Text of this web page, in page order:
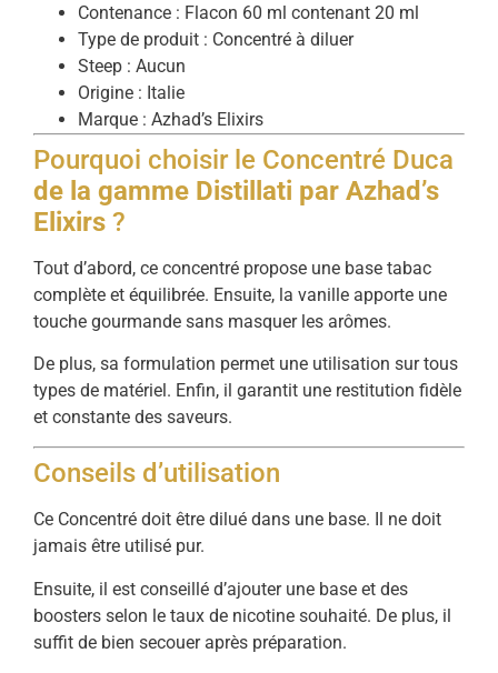
Contenance : Flacon 60 ml contenant 20 ml
Type de produit : Concentré à diluer
Steep : Aucun
Origine : Italie
Marque : Azhad’s Elixirs
Pourquoi choisir le Concentré Duca
de la gamme Distillati par Azhad’s
Elixirs ?
Tout d’abord, ce concentré propose une base tabac
complète et équilibrée. Ensuite, la vanille apporte une
touche gourmande sans masquer les arômes.
De plus, sa formulation permet une utilisation sur tous
types de matériel. Enfin, il garantit une restitution fidèle
et constante des saveurs.
Conseils d’utilisation
Ce Concentré doit être dilué dans une base. Il ne doit
jamais être utilisé pur.
Ensuite, il est conseillé d’ajouter une base et des
boosters selon le taux de nicotine souhaité. De plus, il
suffit de bien secouer après préparation.